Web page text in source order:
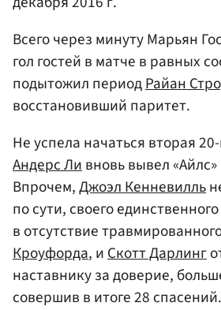
Всего через минуту Марьян
гол гостей в матче в равных
подытожил периодРайан
восстановивший паритет.
Не успела начаться вторая
Андерс Ливновь вывел
Впрочем,Джоэл Кенневилль
по сути, своего
в отсутствие
Кроуфорда, иСкотт Дарлинг
наставнику за доверие,
совершив в итоге 28 спасений.